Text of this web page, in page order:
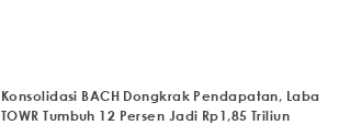
Konsolidasi BACH Dongkrak Pendapatan, Laba
TOWR Tumbuh 12 Persen Jadi Rp1,85 Triliun